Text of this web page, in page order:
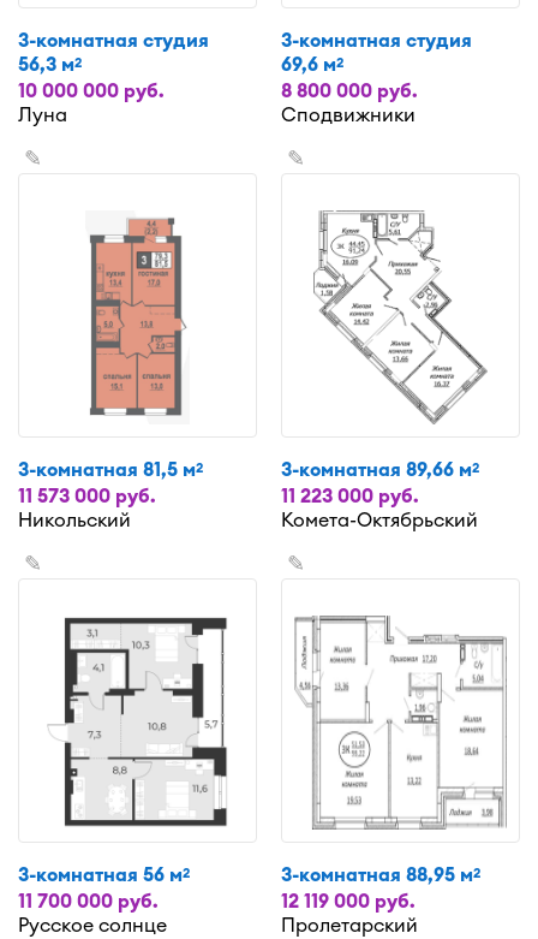
3-комнатная студия
56,3 м2
10 000 000 руб.
Луна
3-комнатная студия
69,6 м2
8 800 000 руб.
Сподвижники
✎
3-комнатная 81,5 м2
11 573 000 руб.
Никольский
✎
3-комнатная 89,66 м2
11 223 000 руб.
Комета-Октябрьский
✎
3-комнатная 56 м2
11 700 000 руб.
Русское солнце
✎
3-комнатная 88,95 м2
12 119 000 руб.
Пролетарский